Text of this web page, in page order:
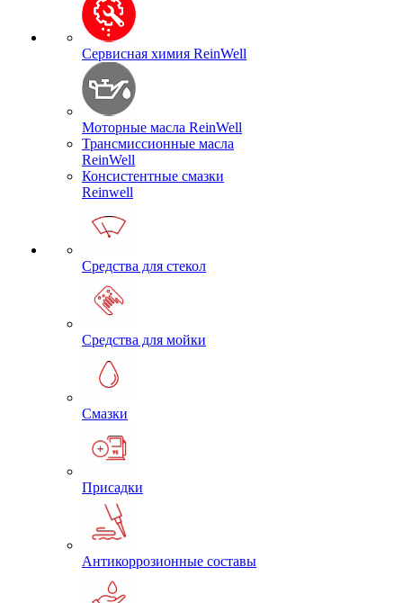
Сервисная химия ReinWell
Моторные масла ReinWell
Трансмиссионные масла
ReinWell
Консистентные смазки
Reinwell
Средства для стекол
Средства для мойки
Смазки
Присадки
Антикоррозионные составы